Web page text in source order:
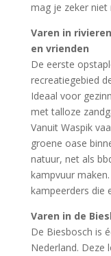
mag je zeker niet
Varen in
en vrienden
De eerste
recreatiegebied
Ideaal voor
met talloze
Vanuit Waspik
groene oase
natuur, net als
kampvuur
kampeerders die
Varen in de
De Biesbosch is
Nederland. Deze